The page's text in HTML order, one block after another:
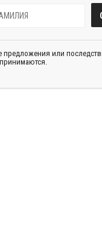
предложения или